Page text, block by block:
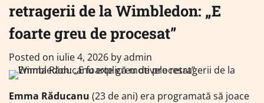
retragerii de la Wimbledon: „E
foarte greu de procesat”
Posted on iulie 4, 2026 byadmin
Emma Răducanu (23 de ani) era programată să joace